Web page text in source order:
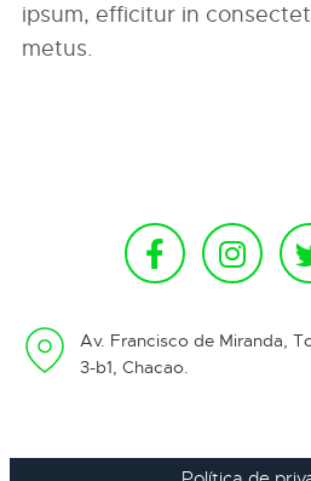
ipsum, efficitur in
metus.
Av. Francisco de Miranda,
3-b1, Chacao.